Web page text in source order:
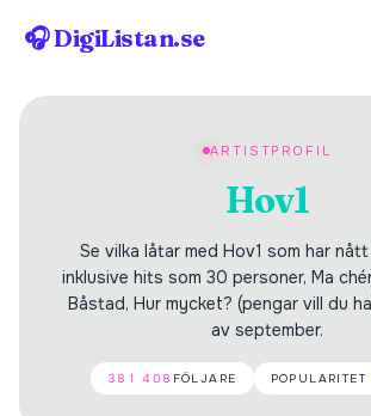
🎧 DigiListan.se
ARTISTPROFIL
Hov1
Se vilka låtar med Hov1 som har
inklusive hits som 30 personer, Ma
Båstad, Hur mycket? (pengar vill du
av september.
381 408 FÖLJARE POPULARITET